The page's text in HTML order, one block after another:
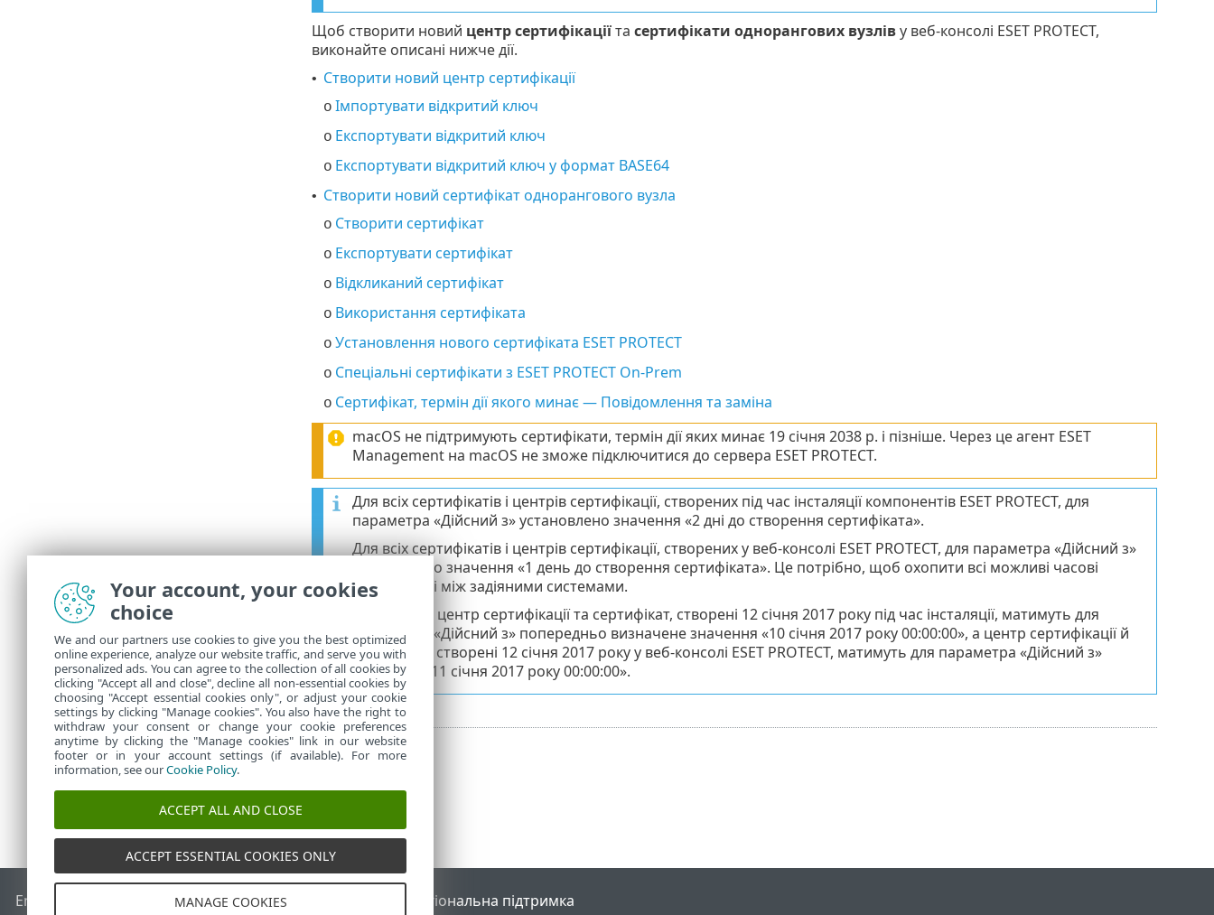
Щоб створити новий центр сертифікаціїта сертифікати однорангових вузліву веб-консолі ESET PROTECT,
виконайте описані нижче дії.
• Створити новий центр сертифікації
o Імпортувати відкритий ключ
o Експортувати відкритий ключ
o Експортувати відкритий ключ у формат BASE64
• Створити новий сертифікат однорангового вузла
o Створити сертифікат
o Експортувати сертифікат
o Відкликаний сертифікат
o Використання сертифіката
o Установлення нового сертифіката ESET PROTECT
o Спеціальні сертифікати з ESET PROTECT On-Prem
o Сертифікат, термін дії якого минає — Повідомлення та заміна
macOS не підтримують сертифікати, термін дії яких минає 19 січня 2038 р. і пізніше. Через це агент ESET
Management на macOS не зможе підключитися до сервера ESET PROTECT.
Для всіх сертифікатів і центрів сертифікації, створених під час інсталяції компонентів ESET PROTECT, для
параметра «Дійсний з» установлено значення «2 дні до створення сертифіката».
Для всіх сертифікатів і центрів сертифікації, створених у веб-консолі ESET PROTECT, для параметра «Дійсний з»
установлено значення «1 день до створення сертифіката». Це потрібно, щоб охопити всі можливі часові
розбіжності між задіяними системами.
Наприклад, центр сертифікації та сертифікат, створені 12 січня 2017 року під час інсталяції, матимуть для
параметра «Дійсний з» попередньо визначене значення «10 січня 2017 року 00:00:00», а центр сертифікації й
сертифікат, створені 12 січня 2017 року у веб-консолі ESET PROTECT, матимуть для параметра «Дійсний з»
значення «11 січня 2017 року 00:00:00».
End of Life База знань ESETФорум ESET Регіональна підтримка
Your account, your cookies
choice
We and our partners use cookies to give you the best optimized
online experience, analyze our website traffic, and serve you with
personalized ads. You can agree to the collection of all cookies by
clicking "Accept all and close", decline all non-essential cookies by
choosing "Accept essential cookies only", or adjust your cookie
settings by clicking "Manage cookies". You also have the right to
withdraw your consent or change your cookie preferences
anytime by clicking the "Manage cookies" link in our website
footer or in your account settings (if available). For more
information, see ourCookie Policy.
ACCEPT ALL AND CLOSE
ACCEPT ESSENTIAL COOKIES ONLY
MANAGE COOKIES